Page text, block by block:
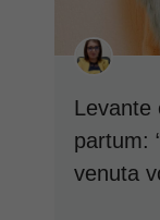
Levante
partum:
venuta